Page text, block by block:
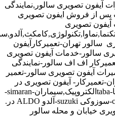
آیفون تصویری سالور,نمایندگی
پس از فروش ایفون تصویری
آیفون تصویری
سالور تهران-تعمیرکارآیفون
سالور-خدمات آیفون تصویری
اف اف سالور-نمایندگی
آیفون تصویری سالور-تعمیر
تعمیرکار- آیفون تصویری در
سالور-نمایندگی آیفون تصویری تابا-tabaالکتروپیک,سیماران-simaran-
کوماکس commax-کامکس camax-سوزوکی suzuki-آلدو ALDO در.
خیابان و محله سالور